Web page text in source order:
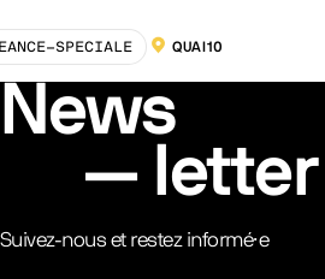
SPECIALE LOCALISATION :
QUAI10
News
letter
Suivez-nous et restez informé·e